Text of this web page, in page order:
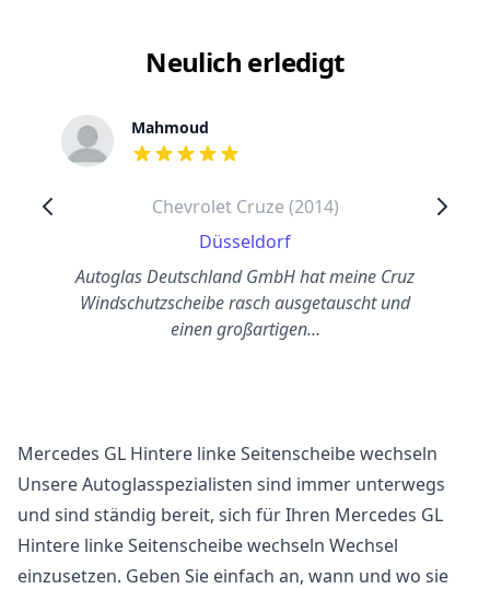
Neulich erledigt
Mahmoud
out of 5 stars
Chevrolet Cruze (2014)
Düsseldorf
Autoglas Deutschland GmbH hat meine Cruz
Windschutzscheibe rasch ausgetauscht und
einen großartigen…
Mercedes GL Hintere linke Seitenscheibe wechseln
Unsere Autoglasspezialisten sind immer unterwegs
und sind ständig bereit, sich für Ihren Mercedes GL
Hintere linke Seitenscheibe wechseln Wechsel
einzusetzen. Geben Sie einfach an, wann und wo sie